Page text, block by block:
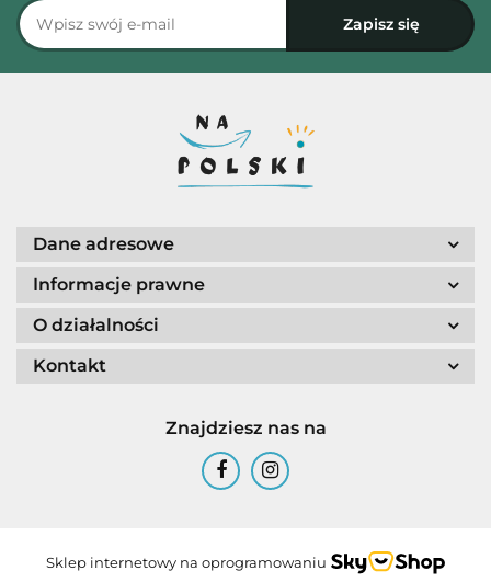
Dane adresowe
Informacje prawne
O działalności
Kontakt
Znajdziesz nas na
Sklep internetowy na oprogramowaniu